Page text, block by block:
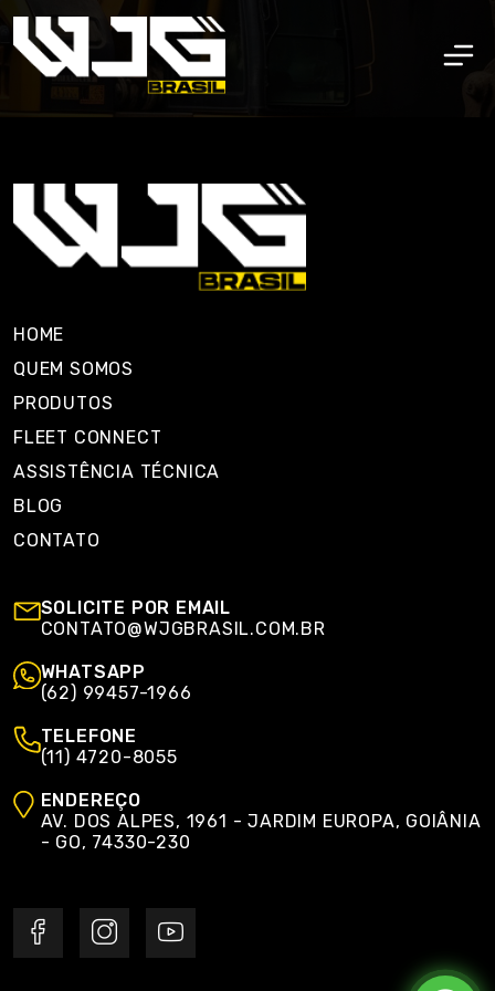
HOME
QUEM SOMOS
PRODUTOS
FLEET CONNECT
ASSISTÊNCIA TÉCNICA
BLOG
CONTATO
SOLICITE POR EMAIL
CONTATO@WJGBRASIL.COM.BR
WHATSAPP
(62) 99457-1966
TELEFONE
(11) 4720-8055
ENDEREÇO
AV. DOS ALPES, 1961 - JARDIM EUROPA, GOIÂNIA
- GO, 74330-230